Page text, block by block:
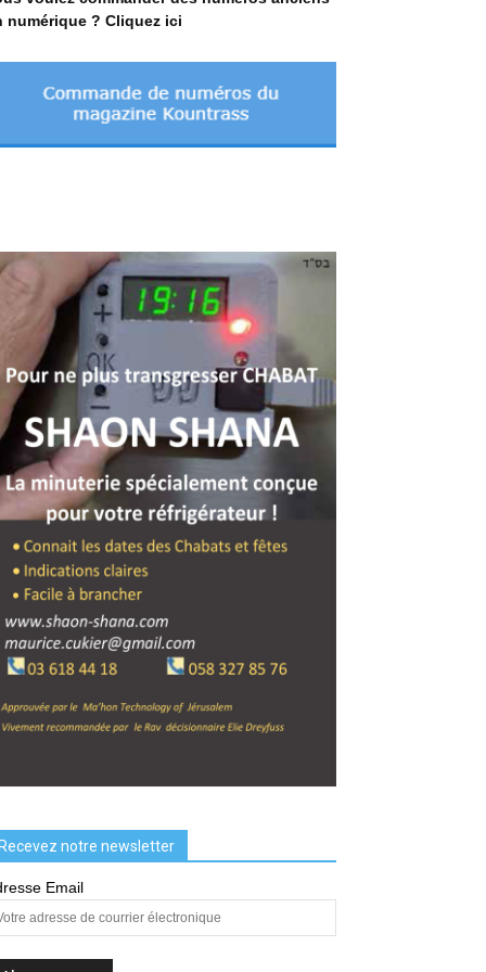
numérique ? Cliquez ici
notre newsletter
Email